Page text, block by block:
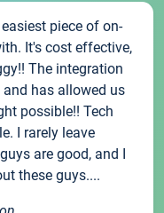
piece of on-
It's cost effective,
The integration
has allowed us
possible!! Tech
I rarely leave
are good, and I
these guys....